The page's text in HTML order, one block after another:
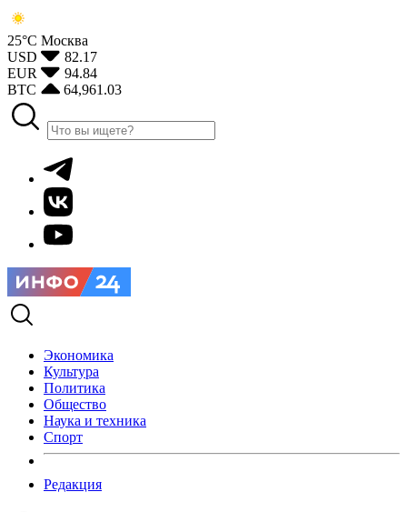
25°С Москва
USD
82.17
EUR
94.84
BTC
64,961.03
Экономика
Культура
Политика
Общество
Наука и техника
Спорт
Редакция